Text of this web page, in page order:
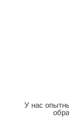
У нас